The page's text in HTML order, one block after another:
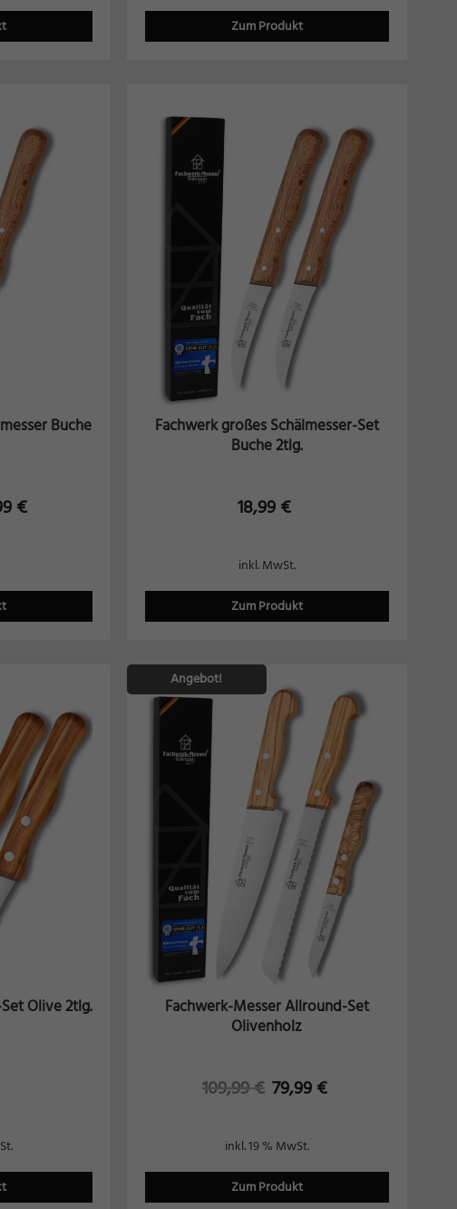
Zum Produkt
Buche
€
Fachwerk großes Schälmesser-Set
Buche 2tlg.
18,99 €
Zum Produkt
inkl. MwSt.
Olive 2tlg.
Angebot!
Fachwerk-Messer Allround-Set
Olivenholz
109,99€ 79,99 €
Zum Produkt
inkl. 19 % MwSt.
blockiert.
keiner